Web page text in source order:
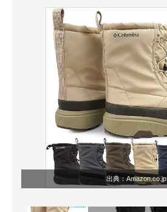
スマホと通信の最新トレンド
進化するPCとデバイスの未来
好きが集まる 比べて選べる
ビジネスと働き方のヒント
AI活用のいまが分かる
企業ITのトレンドを詳説
経営リーダーのコミュニティ
マーケ×ITの今がよく分かる
出典： Amazon.co.jp